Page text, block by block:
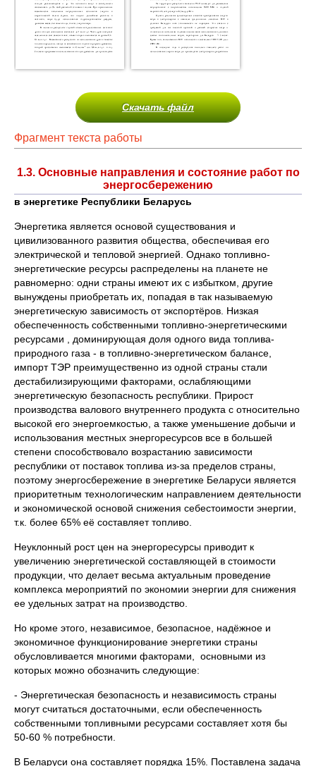
Скачать файл
Фрагмент текста работы
1.3. Основные направления и состояние работ по
энергосбережению
в энергетике Республики Беларусь
Энергетика является основой существования и
цивилизованного развития общества, обеспечивая его
электрической и тепловой энергией. Однако топливно-
энергетические ресурсы распределены на планете не
равномерно: одни страны имеют их с избытком, другие
вынуждены приобретать их, попадая в так называемую
энергетическую зависимость от экспортёров. Низкая
обеспеченность собственными топливно-энергетическими
ресурсами , доминирующая доля одного вида топлива-
природного газа - в топливно-энергетическом балансе,
импорт ТЭР преимущественно из одной страны стали
дестабилизирующими факторами, ослабляющими
энергетическую безопасность республики. Прирост
производства валового внутреннего продукта с относительно
высокой его энергоемкостью, а также уменьшение добычи и
использования местных энергоресурсов все в большей
степени способствовало возрастанию зависимости
республики от поставок топлива из-за пределов страны,
поэтому энергосбережение в энергетике Беларуси является
приоритетным технологическим направлением деятельности
и экономической основой снижения себестоимости энергии,
т.к. более 65% её составляет топливо.
Неуклонный рост цен на энергоресурсы приводит к
увеличению энергетической составляющей в стоимости
продукции, что делает весьма актуальным проведение
комплекса мероприятий по экономии энергии для снижения
ее удельных затрат на производство.
Но кроме этого, независимое, безопасное, надёжное и
экономичное функционирование энергетики страны
обусловливается многими факторами, основными из
которых можно обозначить следующие:
- Энергетическая безопасность и независимость страны
могут считаться достаточными, если обеспеченность
собственными топливными ресурсами составляет хотя бы
50-60 % потребности.
В Беларуси она составляет порядка 15%. Поставлена задача